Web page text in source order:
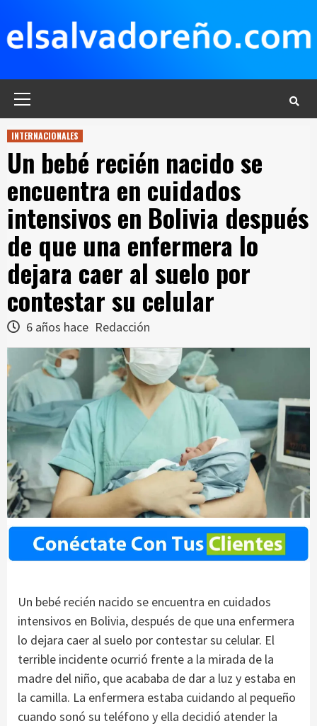
contenido
INTERNACIONALES
Un bebé recién nacido se
encuentra en cuidados
intensivos en Bolivia después
de que una enfermera lo
dejara caer al suelo por
contestar su celular
6 años hace Redacción
Un bebé recién nacido se encuentra en cuidados
intensivos en Bolivia, después de que una enfermera
lo dejara caer al suelo por contestar su celular. El
terrible incidente ocurrió frente a la mirada de la
madre del niño, que acababa de dar a luz y estaba en
la camilla. La enfermera estaba cuidando al pequeño
cuando sonó su teléfono y ella decidió atender la